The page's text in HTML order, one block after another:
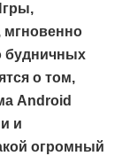
мгновенно
будничных
о том,
Android
и
огромный